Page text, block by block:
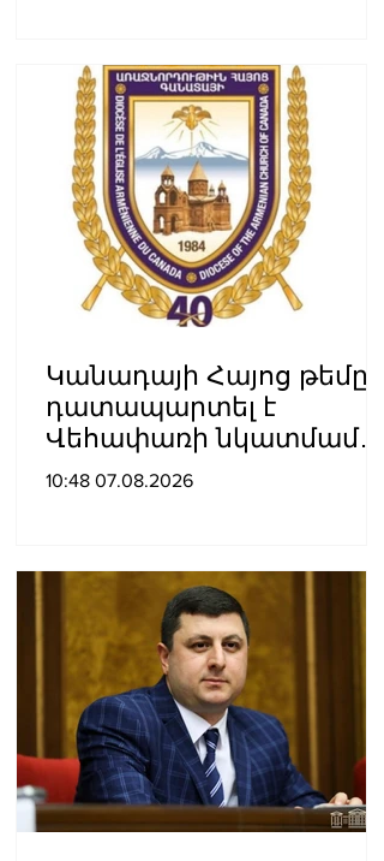
Կանադայի Հայոց թեմը
դատապարտել է
Վեհափառի նկատմամբ
քրեական հետապնդումը
10:48 07.08.2026